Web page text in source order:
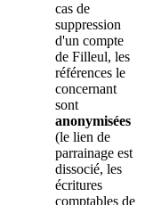
cas de
suppression
d'un compte
de Filleul, les
références le
concernant
sont
anonymisées
(le lien de
parrainage est
dissocié, les
écritures
comptables de